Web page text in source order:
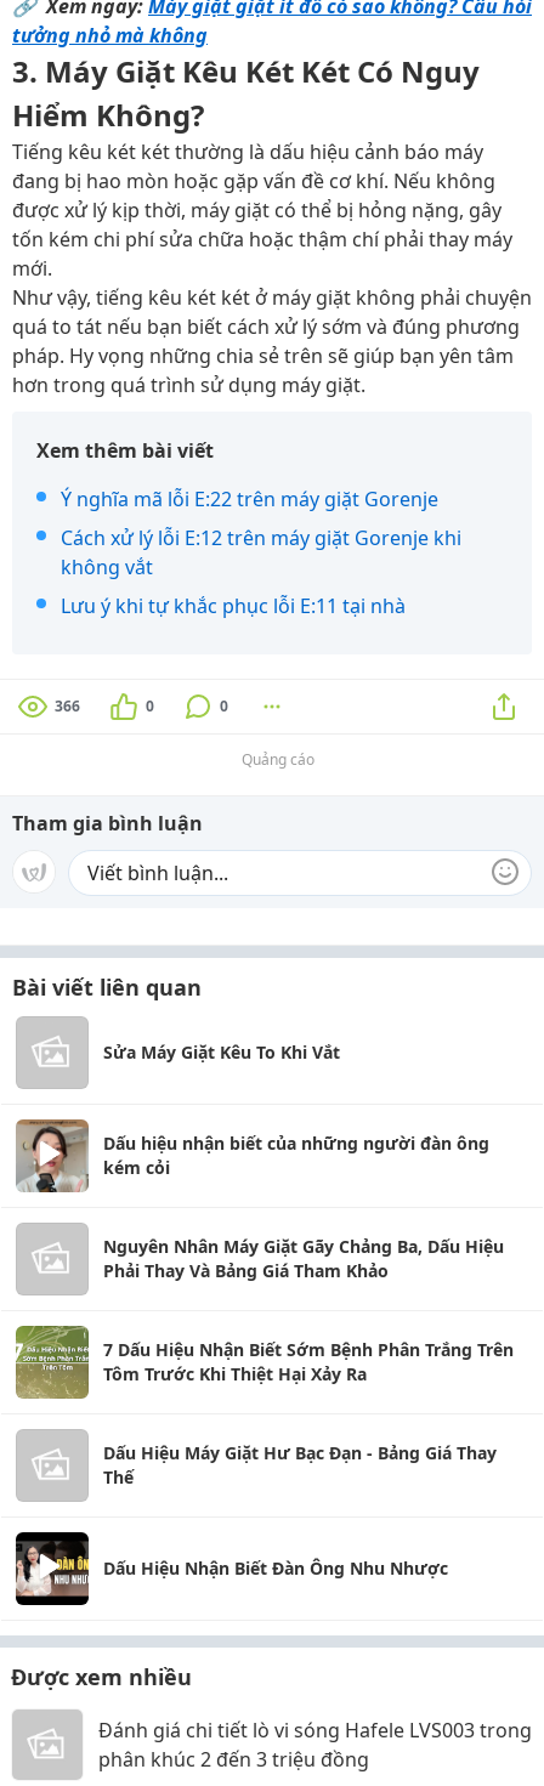
🔗Xem ngay:Máy giặt giặt ít đồ có sao không? Câu hỏi
tưởng nhỏ mà không
3. Máy Giặt Kêu Két Két Có Nguy
Hiểm Không?
Tiếng kêu két két thường là dấu hiệu cảnh báo máy
đang bị hao mòn hoặc gặp vấn đề cơ khí. Nếu không
được xử lý kịp thời, máy giặt có thể bị hỏng nặng, gây
tốn kém chi phí sửa chữa hoặc thậm chí phải thay máy
mới.
Như vậy, tiếng kêu két két ở máy giặt không phải chuyện
quá to tát nếu bạn biết cách xử lý sớm và đúng phương
pháp. Hy vọng những chia sẻ trên sẽ giúp bạn yên tâm
hơn trong quá trình sử dụng máy giặt.
Xem thêm bài viết
Ý nghĩa mã lỗi E:22 trên máy giặt Gorenje
Cách xử lý lỗi E:12 trên máy giặt Gorenje khi
không vắt
Lưu ý khi tự khắc phục lỗi E:11 tại nhà
366 0 0
Quảng cáo
Tham gia bình luận
Bài viết liên quan
Sửa Máy Giặt Kêu To Khi Vắt
Dấu hiệu nhận biết của những người đàn ông
kém cỏi
Nguyên Nhân Máy Giặt Gãy Chảng Ba, Dấu Hiệu
Phải Thay Và Bảng Giá Tham Khảo
7 Dấu Hiệu Nhận Biết Sớm Bệnh Phân Trắng Trên
Tôm Trước Khi Thiệt Hại Xảy Ra
Dấu Hiệu Máy Giặt Hư Bạc Đạn - Bảng Giá Thay
Thế
Dấu Hiệu Nhận Biết Đàn Ông Nhu Nhược
Được xem nhiều
Đánh giá chi tiết lò vi sóng Hafele LVS003 trong
phân khúc 2 đến 3 triệu đồng